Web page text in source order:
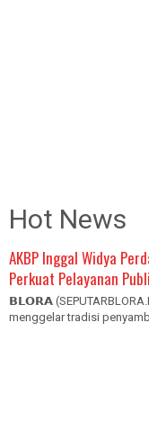
Hot News
AKBP Inggal Widya
Perkuat Pelayanan
𝗕𝗟𝗢𝗥𝗔
menggelar tradisi